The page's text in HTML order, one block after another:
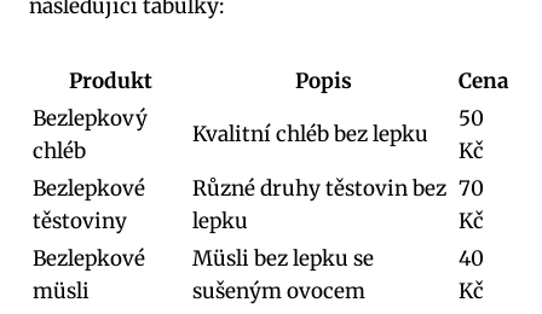
následující tabulky:
Produkt Popis
Cena
Bezlepkový
chléb
Kvalitní chléb bez lepku
50
Kč
Bezlepkové
těstoviny
Různé druhy těstovin bez
lepku
70
Kč
Bezlepkové
müsli
Müsli bez lepku se
sušeným ovocem
40
Kč